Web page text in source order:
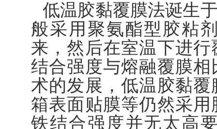
低温胶黏覆膜法诞生
般采用聚氨酯型胶粘
来，然后在室温下进
结合强度与熔融覆膜
术的发展，低温胶黏
箱表面贴膜等仍然采
铁结合强度并无太高